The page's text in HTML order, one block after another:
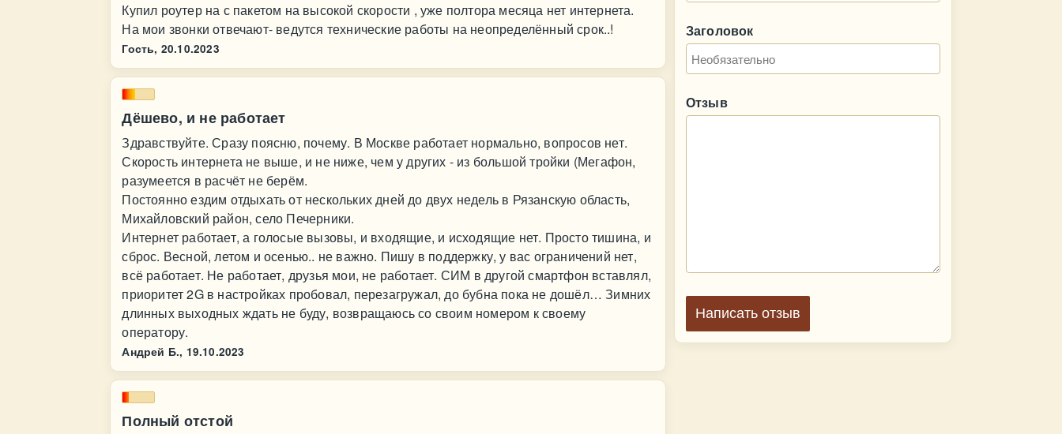
Купил роутер на с пакетом на высокой скорости , уже полтора месяца нет интернета.
На мои звонки отвечают- ведутся технические работы на неопределённый срок..!
Гость, 20.10.2023
Дёшево, и не работает
Здравствуйте. Сразу поясню, почему. В Москве работает нормально, вопросов нет.
Скорость интернета не выше, и не ниже, чем у других - из большой тройки (Мегафон,
разумеется в расчёт не берём.
Постоянно ездим отдыхать от нескольких дней до двух недель в Рязанскую область,
Михайловский район, село Печерники.
Интернет работает, а голосые вызовы, и входящие, и исходящие нет. Просто тишина, и
сброс. Весной, летом и осенью.. не важно. Пишу в поддержку, у вас ограничений нет,
всё работает. Не работает, друзья мои, не работает. СИМ в другой смартфон вставлял,
приоритет 2G в настройках пробовал, перезагружал, до бубна пока не дошёл… Зимних
длинных выходных ждать не буду, возвращаюсь со своим номером к своему
оператору.
Андрей Б., 19.10.2023
Полный отстой
Заголовок
Отзыв
Написать отзыв